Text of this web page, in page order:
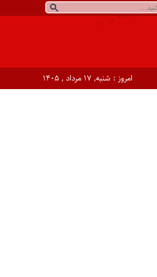
امروز : شنبه, ۱۷ مرداد , ۱۴۰۵